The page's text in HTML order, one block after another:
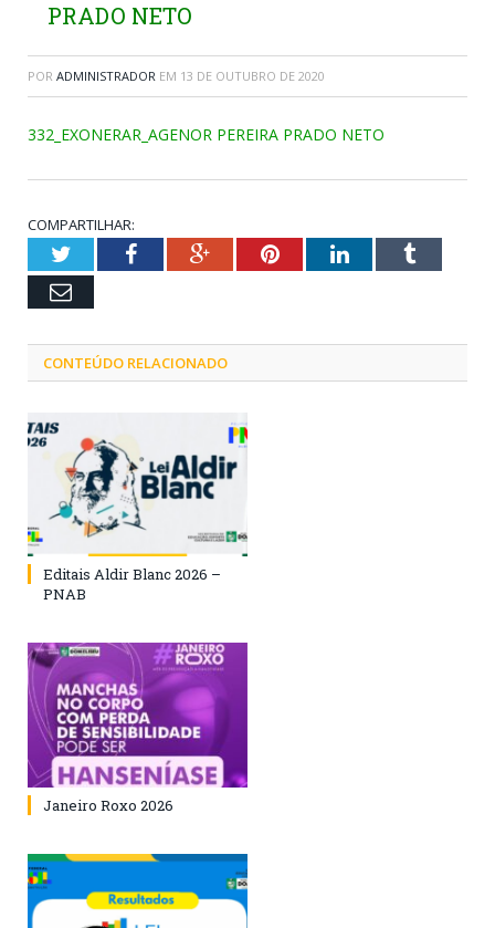
PRADO NETO
POR ADMINISTRADOR EM 13 DE OUTUBRO DE 2020
332_EXONERAR_AGENOR PEREIRA PRADO NETO
COMPARTILHAR:
TwitterFacebookGoogle+PinterestLinkedInTumblr
Email
CONTEÚDO RELACIONADO
Editais Aldir Blanc 2026 –
PNAB
Janeiro Roxo 2026